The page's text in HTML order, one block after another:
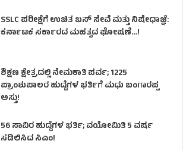
SSLC ಪರೀಕ್ಷೆಗೆ ಉಚಿತ ಬಸ್ ಸೇವೆ ಮತ್ತು ನಿಷೇಧಾಜ್ಞೆ:
ಕರ್ನಾಟಕ ಸರ್ಕಾರದ ಮಹತ್ವದ ಘೋಷಣೆ…!
ಶಿಕ್ಷಣ ಕ್ಷೇತ್ರದಲ್ಲಿ ನೇಮಕಾತಿ ಪರ್ವ; 1225
ಪ್ರಾಂಶುಪಾಲರ ಹುದ್ದೆಗಳ ಭರ್ತಿಗೆ ಮಧು ಬಂಗಾರಪ್ಪ
ಅಸ್ತು!
56 ಸಾವಿರ ಹುದ್ದೆಗಳ ಭರ್ತಿ; ವಯೋಮಿತಿ 5 ವರ್ಷ
ಸಡಿಲಿಸಿದ ಸಿಎಂ!